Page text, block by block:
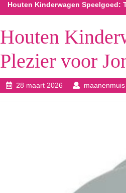
Houten Kinderwagen Speelgoed:
Houten
Plezier voor
28 maart 2026
maart
maanenmuis